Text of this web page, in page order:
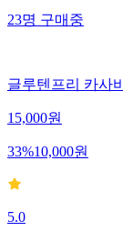
23명 구매중
글루텐프리 카사
15,000원
33%10,000원
5.0